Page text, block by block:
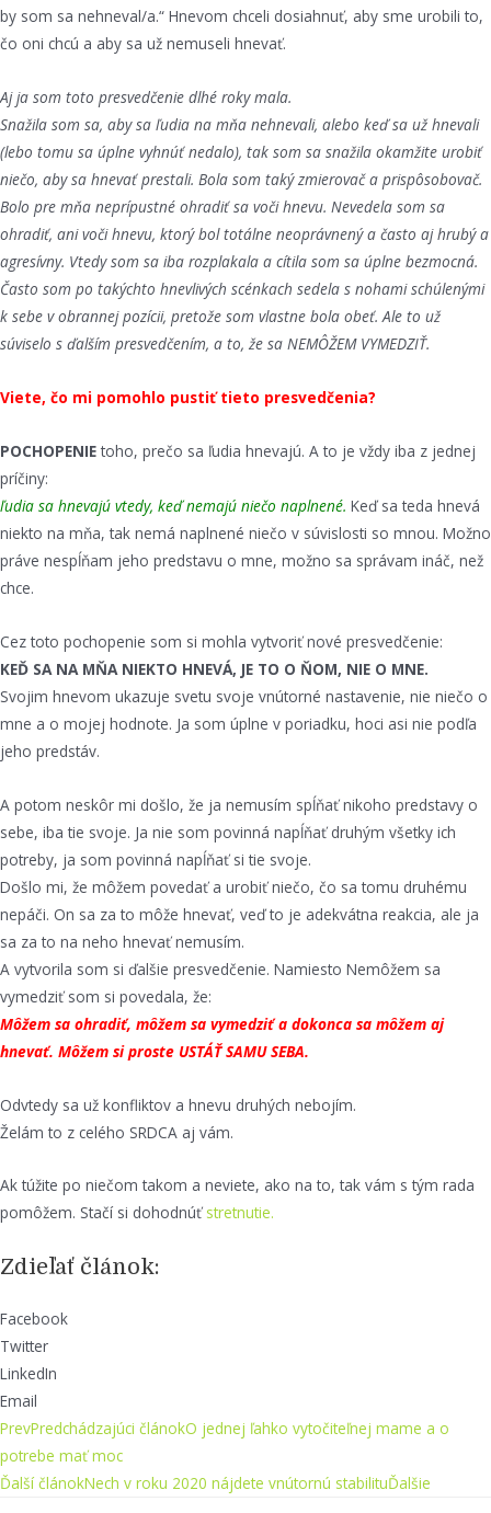
by som sa nehneval/a.“ Hnevom chceli dosiahnuť, aby sme urobili to,
čo oni chcú a aby sa už nemuseli hnevať.
Aj ja som toto presvedčenie dlhé roky mala.
Snažila som sa, aby sa ľudia na mňa nehnevali, alebo keď sa už hnevali
(lebo tomu sa úplne vyhnúť nedalo), tak som sa snažila okamžite urobiť
niečo, aby sa hnevať prestali. Bola som taký zmierovač a prispôsobovač.
Bolo pre mňa neprípustné ohradiť sa voči hnevu. Nevedela som sa
ohradiť, ani voči hnevu, ktorý bol totálne neoprávnený a často aj hrubý a
agresívny. Vtedy som sa iba rozplakala a cítila som sa úplne bezmocná.
Často som po takýchto hnevlivých scénkach sedela s nohami schúlenými
k sebe v obrannej pozícii, pretože som vlastne bola obeť. Ale to už
súviselo s ďalším presvedčením, a to, že sa NEMÔŽEM VYMEDZIŤ.
Viete, čo mi pomohlo pustiť tieto presvedčenia?
POCHOPENIE toho, prečo sa ľudia hnevajú. A to je vždy iba z jednej
príčiny:
ľudia sa hnevajú vtedy, keď nemajú niečo naplnené. Keď sa teda hnevá
niekto na mňa, tak nemá naplnené niečo v súvislosti so mnou. Možno
práve nespĺňam jeho predstavu o mne, možno sa správam ináč, než
chce.
Cez toto pochopenie som si mohla vytvoriť nové presvedčenie:
KEĎ SA NA MŇA NIEKTO HNEVÁ, JE TO O ŇOM, NIE O MNE.
Svojim hnevom ukazuje svetu svoje vnútorné nastavenie, nie niečo o
mne a o mojej hodnote. Ja som úplne v poriadku, hoci asi nie podľa
jeho predstáv.
A potom neskôr mi došlo, že ja nemusím spĺňať nikoho predstavy o
sebe, iba tie svoje. Ja nie som povinná napĺňať druhým všetky ich
potreby, ja som povinná napĺňať si tie svoje.
Došlo mi, že môžem povedať a urobiť niečo, čo sa tomu druhému
nepáči. On sa za to môže hnevať, veď to je adekvátna reakcia, ale ja
sa za to na neho hnevať nemusím.
A vytvorila som si ďalšie presvedčenie. Namiesto Nemôžem sa
vymedziť som si povedala, že:
Môžem sa ohradiť, môžem sa vymedziť a dokonca sa môžem aj
hnevať. Môžem si proste USTÁŤ SAMU SEBA.
Odvtedy sa už konfliktov a hnevu druhých nebojím.
Želám to z celého SRDCA aj vám.
Ak túžite po niečom takom a neviete, ako na to, tak vám s tým rada
pomôžem. Stačí si dohodnúť stretnutie.
Zdieľať článok:
Facebook
Twitter
LinkedIn
Email
PrevPredchádzajúci článokO jednej ľahko vytočiteľnej mame a o
potrebe mať moc
Ďalší článokNech v roku 2020 nájdete vnútornú stabilituĎalšie